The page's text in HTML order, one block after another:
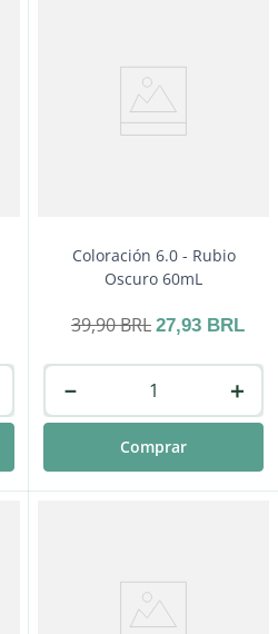
Coloración 6.0 - Rubio
Oscuro 60mL
39,90BRL 27,93 BRL
＋
－
Comprar